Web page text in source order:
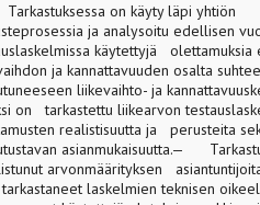
on käyty läpi yhtiön
ja analysoitu edellisen
käytettyjä olettamuksia
ja kannattavuuden osalta
liikevaihto- ja
on tarkastettu liikearvon
realistisuutta ja perusteita
asianmukaisuutta.—
arvonmäärityksen
laskelmien teknisen